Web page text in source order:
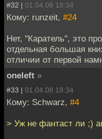
#32 | 01.04.08 18:34
Кому: runzeit, #24
Нет, "Каратель", это
отдельная большая
отличии от первой
oneleft »
#33 | 01.04.08 18:34
Кому: Schwarz, #4
> Уж не фантаст ли ;)